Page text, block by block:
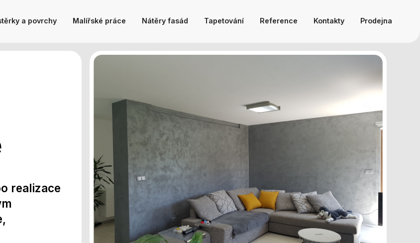
a povrchy Malířské práce Nátěry fasád Tapetování Reference Kontakty Prodejna
realizace